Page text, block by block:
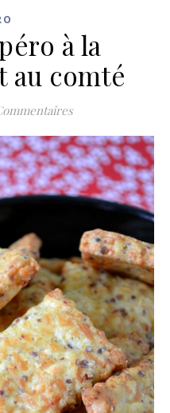
à la
au comté